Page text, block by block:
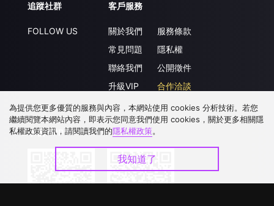
追蹤社群
FOLLOW US
客戶服務
關於我們
常見問題
聯絡我們
升級VIP
服務條款
隱私權
公開徵件
合作洽談
下載 APP
為提供您更多優質的服務與內容，本網站使用 cookies 分析技術。若您
繼續閱覽本網站內容，即表示您同意我們使用 cookies，關於更多相關隱
私權政策資訊，請閱讀我們的隱私權政策。
我知道了